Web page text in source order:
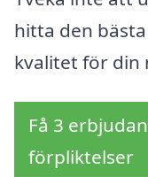
hitta den
kvalitet för din
Få 3
förpliktelser